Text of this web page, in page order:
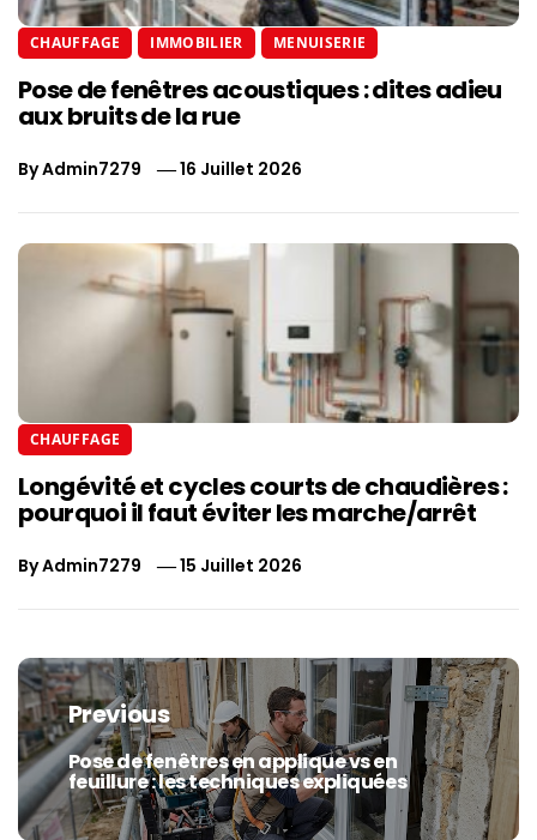
CHAUFFAGE IMMOBILIER MENUISERIE
Pose de fenêtres acoustiques : dites adieu
aux bruits de la rue
ByAdmin7279 16 Juillet 2026
CHAUFFAGE
Longévité et cycles courts de chaudières :
pourquoi il faut éviter les marche/arrêt
ByAdmin7279 15 Juillet 2026
Navigation
de
l’article
Previous
Previous
post:
Pose de fenêtres en applique vs en
feuillure : les techniques expliquées